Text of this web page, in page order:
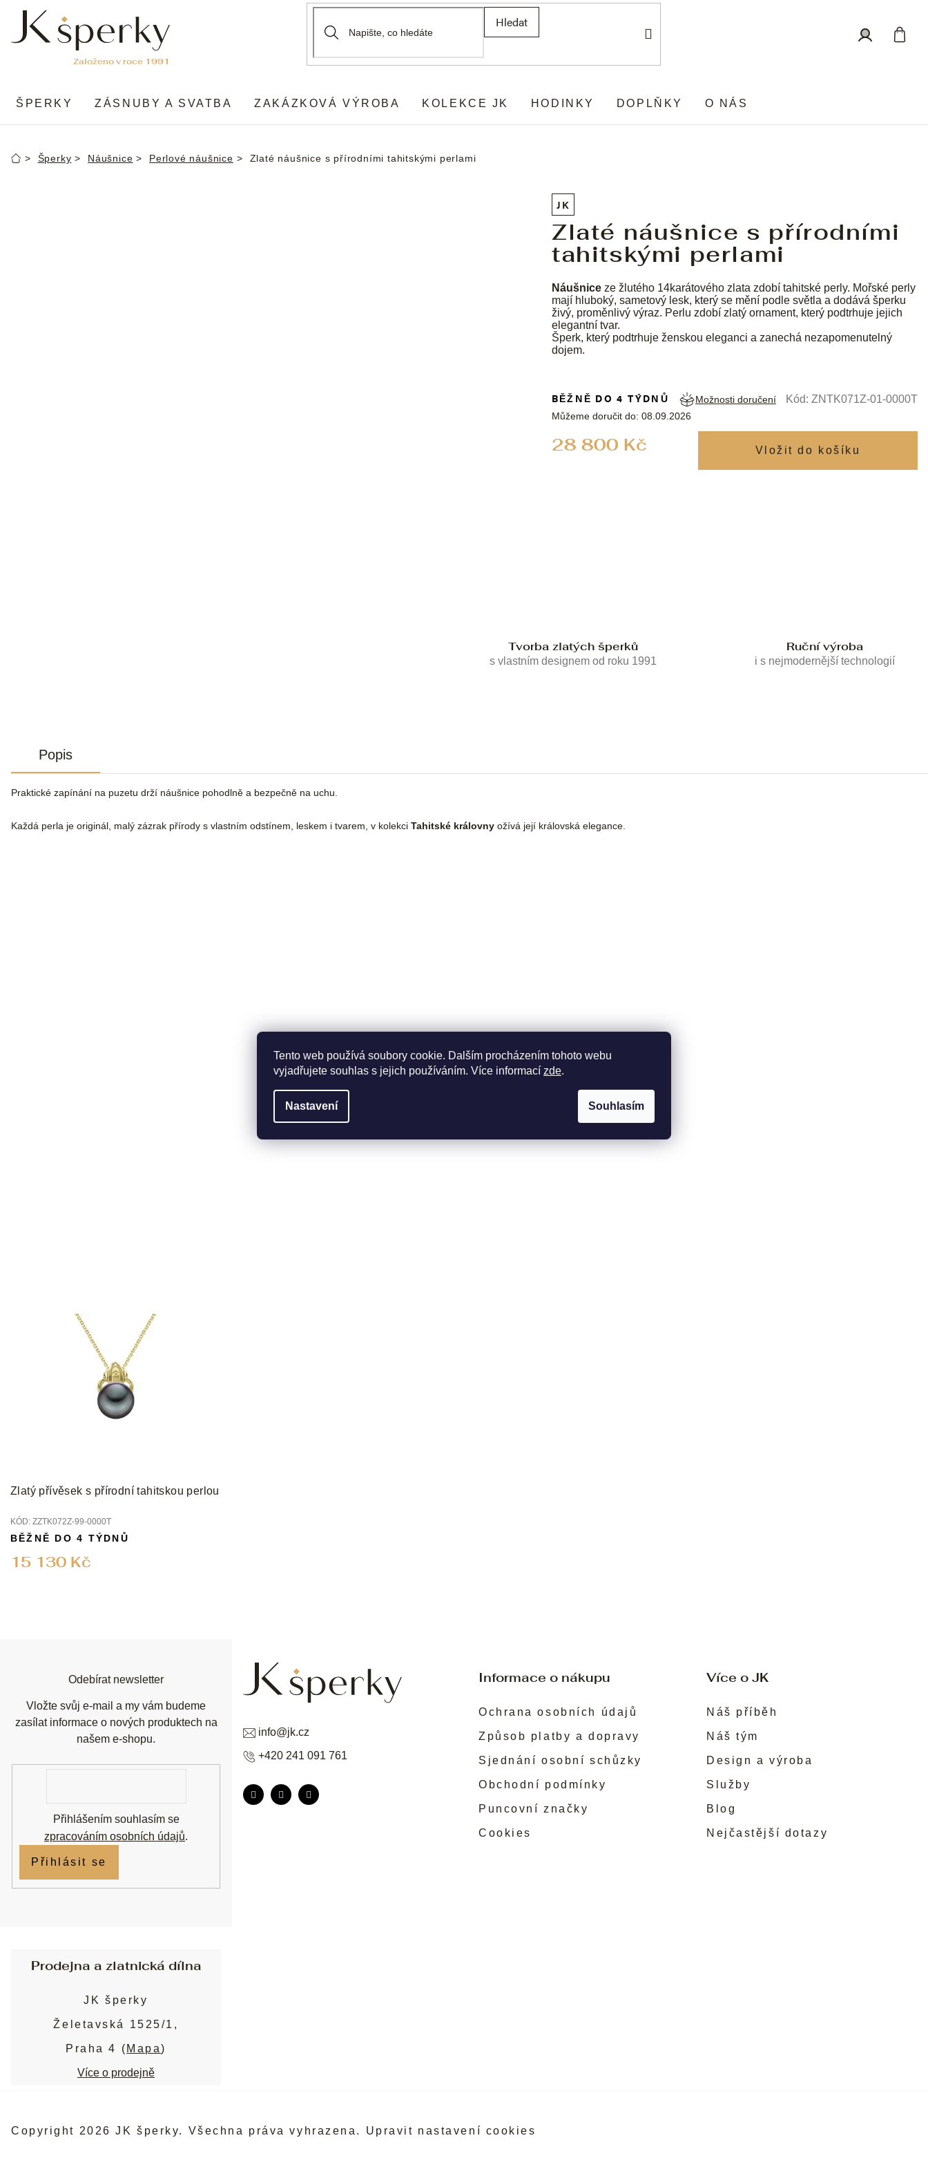
Tento web používá soubory cookie. Dalším procházením tohoto webu
vyjadřujete souhlas s jejich používáním. Více informací zde.
Nastavení Souhlasím
obsah
Hledat
ŠPERKY ZÁSNUBY A SVATBA ZAKÁZKOVÁ VÝROBA KOLEKCE JK HODINKY DOPLŇKY O NÁS
DomůŠperky Náušnice Perlové náušnice Zlaté náušnice s přírodními tahitskými perlami
JK
Zlaté náušnice s přírodními
tahitskými perlami
Náušnice ze žlutého 14karátového zlata zdobí tahitské perly. Mořské perly
mají hluboký, sametový lesk, který se mění podle světla a dodává šperku
živý, proměnlivý výraz. Perlu zdobí zlatý ornament, který podtrhuje jejich
elegantní tvar.
Šperk, který podtrhuje ženskou eleganci a zanechá nezapomenutelný
dojem.
28 800 Kč
BĚŽNĚ DO 4 TÝDNŮ
Můžeme doručit do: 08.09.2026
Možnosti doručení Kód: ZNTK071Z-01-0000T
Tvorba zlatých šperků
s vlastním designem od roku 1991
Ruční výroba
i s nejmodernější technologií
Popis
Praktické zapínání na puzetu drží náušnice pohodlně a bezpečně na uchu.
Každá perla je originál, malý zázrak přírody s vlastním odstínem, leskem i tvarem, v kolekci Tahitské královny ožívá její královská elegance.
Zlatý přívěsek s přírodní tahitskou perlou
KÓD: ZZTK072Z-99-0000T
15 130 Kč
BĚŽNĚ DO 4 TÝDNŮ
Informace o nákupu
Ochrana osobních údajů
Způsob platby a dopravy
Sjednání osobní schůzky
Obchodní podmínky
Puncovní značky
Cookies
Více o JK
Náš příběh
Náš tým
Design a výroba
Služby
Blog
Nejčastější dotazy
info@jk.cz
+420 241 091 761
Odebírat newsletter
Vložte svůj e-mail a my vám budeme
zasílat informace o nových produktech na
našem e-shopu.
Přihlášením souhlasím se
zpracováním osobních údajů.
Přihlásit se
Prodejna a zlatnická dílna
JK šperky
Želetavská 1525/1,
Praha 4 ( Mapa)
Více o prodejně
Copyright 2026JK šperky. Všechna práva vyhrazena. Upravit nastavení cookies